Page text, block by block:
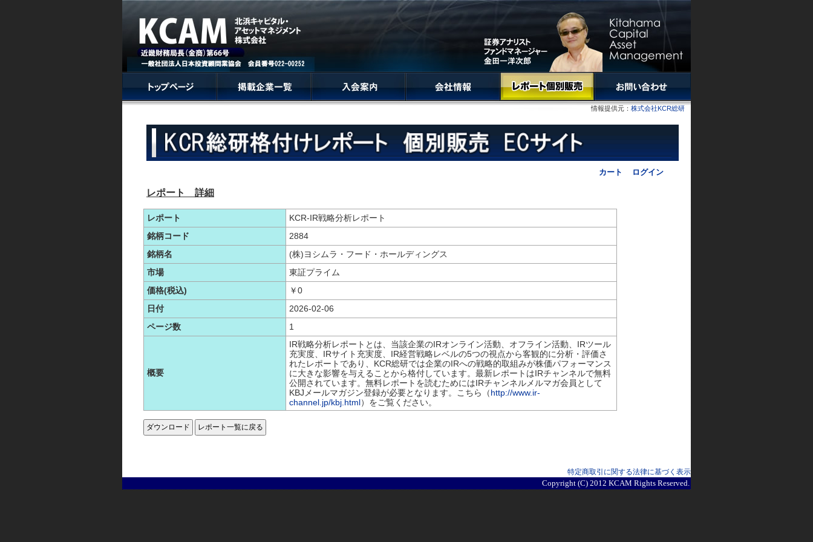
情報提供元： 株式会社KCR総研
カート ログイン
レポート 詳細
レポート
KCR-IR戦略分析レポート
銘柄コード
2884
銘柄名
(株)ヨシムラ・フード・ホールディングス
市場
東証プライム
価格(税込)
￥0
日付
2026-02-06
ページ数
1
概要
IR戦略分析レポートとは、当該企業のIRオンライン活動、オフライン活動、IRツール
充実度、IRサイト充実度、IR経営戦略レベルの5つの視点から客観的に分析・評価さ
れたレポートであり、KCR総研では企業のIRへの戦略的取組みが株価パフォーマンス
に大きな影響を与えることから格付しています。最新レポートはIRチャンネルで無料
公開されています。無料レポートを読むためにはIRチャンネルメルマガ会員として
KBJメールマガジン登録が必要となります。こちら（http://www.ir-
channel.jp/kbj.html）をご覧ください。
特定商取引に関する法律に基づく表示
Copyright (C) 2012 KCAM Rights Reserved.